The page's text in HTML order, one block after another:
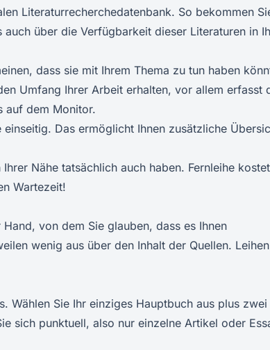
Literaturrecherchedatenbank. So bekommen
über die Verfügbarkeit dieser Literaturen in
dass sie mit Ihrem Thema zu tun haben
Umfang Ihrer Arbeit erhalten, vor allem erfasst
auf dem Monitor.
Das ermöglicht Ihnen zusätzliche
Nähe tatsächlich auch haben. Fernleihe
Wartezeit!
von dem Sie glauben, dass es Ihnen
wenig aus über den Inhalt der Quellen.
Wählen Sie Ihr einziges Hauptbuch aus plus
sich punktuell, also nur einzelne Artikel oder